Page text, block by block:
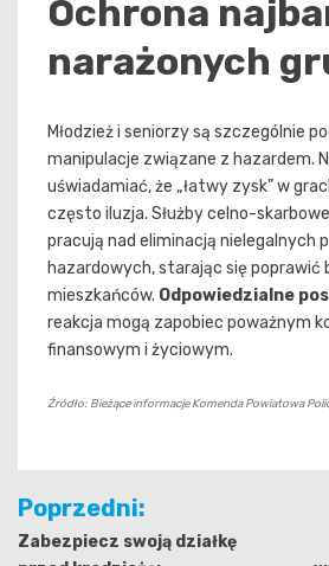
Ochrona
narażonych
Młodzież i seniorzy są szczególnie
manipulacje związane z hazardem.
uświadamiać, że „łatwy zysk” w
często iluzja. Służby celno-
pracują nad eliminacją nielegalnych
hazardowych, starając się poprawić
mieszkańców. Odpowiedzialne
reakcja mogą zapobiec poważnym
finansowym i życiowym.
Źródło: Bieżące informacje Komenda Powiatowa
Nawigacja
wpisu
Poprzedni:
Zabezpiecz swoją działkę